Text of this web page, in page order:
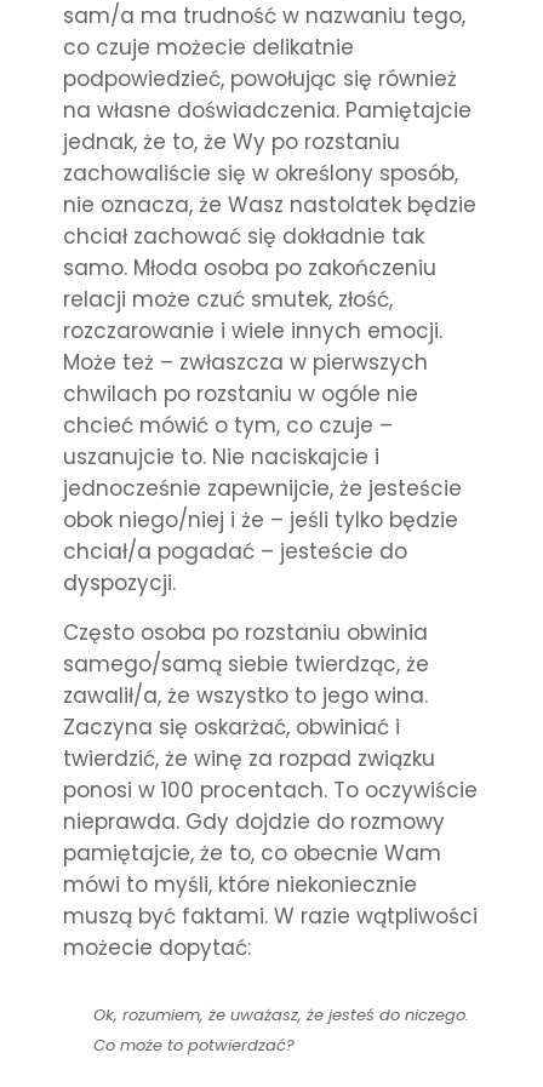
sam/a ma trudność w nazwaniu tego,
co czuje możecie delikatnie
podpowiedzieć, powołując się również
na własne doświadczenia. Pamiętajcie
jednak, że to, że Wy po rozstaniu
zachowaliście się w określony sposób,
nie oznacza, że Wasz nastolatek będzie
chciał zachować się dokładnie tak
samo. Młoda osoba po zakończeniu
relacji może czuć smutek, złość,
rozczarowanie i wiele innych emocji.
Może też – zwłaszcza w pierwszych
chwilach po rozstaniu w ogóle nie
chcieć mówić o tym, co czuje –
uszanujcie to. Nie naciskajcie i
jednocześnie zapewnijcie, że jesteście
obok niego/niej i że – jeśli tylko będzie
chciał/a pogadać – jesteście do
dyspozycji.
Często osoba po rozstaniu obwinia
samego/samą siebie twierdząc, że
zawalił/a, że wszystko to jego wina.
Zaczyna się oskarżać, obwiniać i
twierdzić, że winę za rozpad związku
ponosi w 100 procentach. To oczywiście
nieprawda. Gdy dojdzie do rozmowy
pamiętajcie, że to, co obecnie Wam
mówi to myśli, które niekoniecznie
muszą być faktami. W razie wątpliwości
możecie dopytać:
Ok, rozumiem, że uważasz, że jesteś do niczego.
Co może to potwierdzać?